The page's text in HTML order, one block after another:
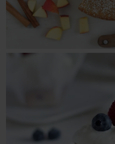
Schoko-Kirsch-Kuchen
Topfen-Frucht-Schnitte
Quark-Frucht-Schnitte
Apfel-Zimt-Muffins mit
Heidelbeermuffins mit
Karottenküchlein